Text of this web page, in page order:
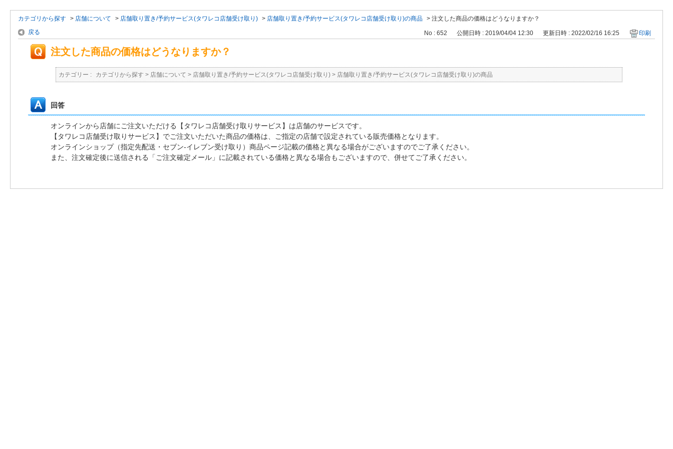
カテゴリから探す > 店舗について > 店舗取り置き/予約サービス(タワレコ店舗受け取り) > 店舗取り置き/予約サービス(タワレコ店舗受け取り)の商品 > 注文した商品の価格はどうなりますか？
戻る
No : 652 公開日時 : 2019/04/04 12:30 更新日時 : 2022/02/16 16:25 印刷
注文した商品の価格はどうなりますか？
カテゴリー : カテゴリから探す > 店舗について > 店舗取り置き/予約サービス(タワレコ店舗受け取り) > 店舗取り置き/予約サービス(タワレコ店舗受け取り)の商品
回答
オンラインから店舗にご注文いただける【タワレコ店舗受け取りサービス】は店舗のサービスです。
【タワレコ店舗受け取りサービス】でご注文いただいた商品の価格は、ご指定の店舗で設定されている販売価格となります。
オンラインショップ（指定先配送・セブン-イレブン受け取り）商品ページ記載の価格と異なる場合がございますのでご了承ください。
また、注文確定後に送信される「ご注文確定メール」に記載されている価格と異なる場合もございますので、併せてご了承ください。